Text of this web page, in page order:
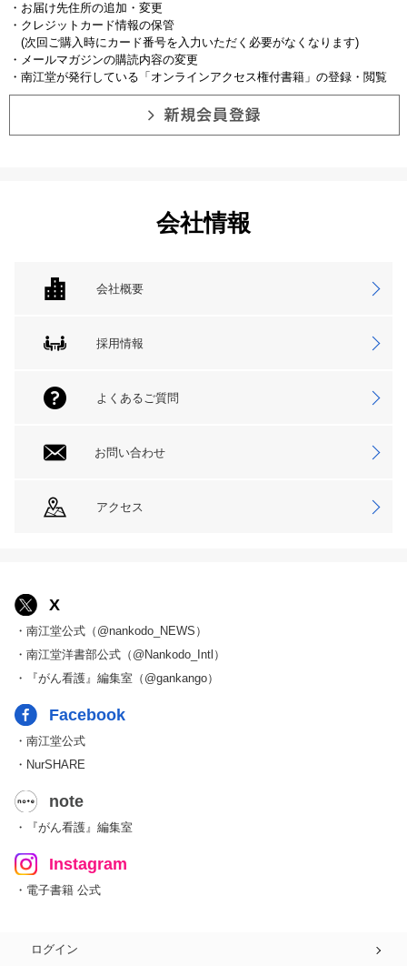
・お届け先住所の追加・変更
・クレジットカード情報の保管
(次回ご購入時にカード番号を入力いただく必要がなくなります)
・メールマガジンの購読内容の変更
・南江堂が発行している「オンラインアクセス権付書籍」の登録・閲覧
会社情報
会社概要
採用情報
よくあるご質問
お問い合わせ
アクセス
X
・南江堂公式（@nankodo_NEWS）
・南江堂洋書部公式（@Nankodo_Intl）
・『がん看護』編集室（@gankango）
Facebook
・南江堂公式
・NurSHARE
note
・『がん看護』編集室
Instagram
・電子書籍 公式
ログイン